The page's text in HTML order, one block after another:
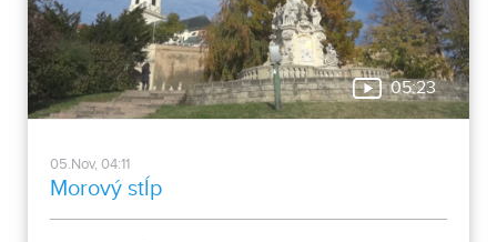
05:23
05.Nov, 04:11
Morový stĺp